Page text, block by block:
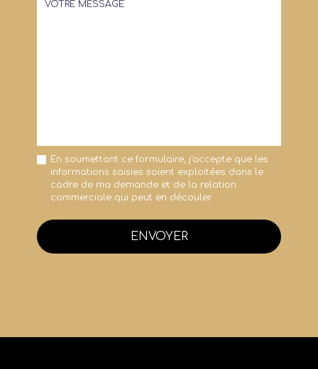
En soumettant ce formulaire, j'accepte que les
informations saisies soient exploitées dans le
cadre de ma demande et de la relation
commerciale qui peut en découler.
ENVOYER